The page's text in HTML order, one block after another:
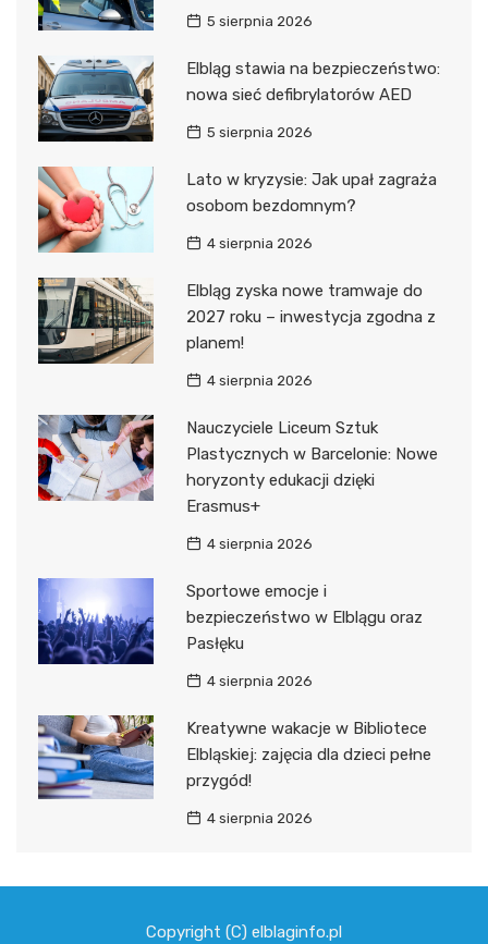
5 sierpnia 2026
Elbląg stawia na bezpieczeństwo:
nowa sieć defibrylatorów AED
5 sierpnia 2026
Lato w kryzysie: Jak upał zagraża
osobom bezdomnym?
4 sierpnia 2026
Elbląg zyska nowe tramwaje do
2027 roku – inwestycja zgodna z
planem!
4 sierpnia 2026
Nauczyciele Liceum Sztuk
Plastycznych w Barcelonie: Nowe
horyzonty edukacji dzięki
Erasmus+
4 sierpnia 2026
Sportowe emocje i
bezpieczeństwo w Elblągu oraz
Pasłęku
4 sierpnia 2026
Kreatywne wakacje w Bibliotece
Elbląskiej: zajęcia dla dzieci pełne
przygód!
4 sierpnia 2026
Copyright (C) elblaginfo.pl